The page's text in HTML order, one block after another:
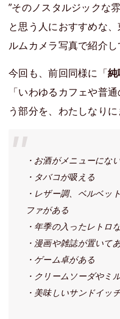
”そのノスタルジックな
と思う人におすすめな
ルムカメラ写真で紹介し
今回も、前回同様に「純
「いわゆるカフェや普
う部分を、わたしなりに
・お酒がメニューにな
・タバコが吸える
・レザー調、ベルベッ
ファがある
・年季の入ったレトロ
・漫画や雑誌が置いて
・ゲーム卓がある
・クリームソーダやミ
・美味しいサンドイッ